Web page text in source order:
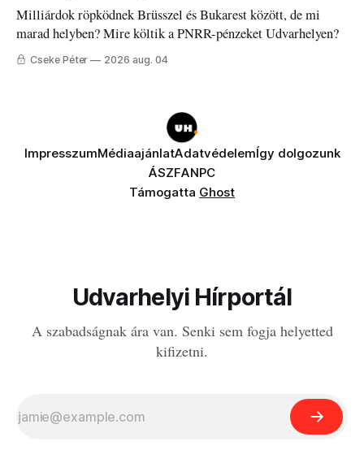
Milliárdok röpködnek Brüsszel és Bukarest között, de mi
marad helyben? Mire költik a PNRR-pénzeket Udvarhelyen?
Cseke Péter 2026 aug. 04
ImpresszumMédiaajánlatAdatvédelemÍgy dolgozunk
ÁSZFANPC
Támogatta Ghost
Udvarhelyi Hírportál
A szabadságnak ára van. Senki sem fogja helyetted
kifizetni.